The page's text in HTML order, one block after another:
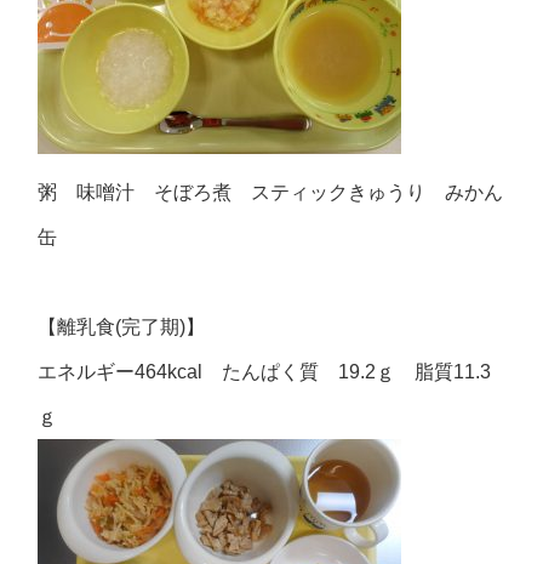
粥 味噌汁 そぼろ煮 スティックきゅうり みかん
缶
【離乳食(完了期)】
エネルギー464kcal たんぱく質 19.2ｇ 脂質11.3
ｇ